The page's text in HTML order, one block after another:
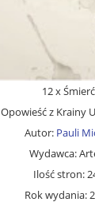
12 x Śmierć
Opowieść z Krainy
Autor: Pauli
Wydawca:
Ilość stron:
Rok wydania: